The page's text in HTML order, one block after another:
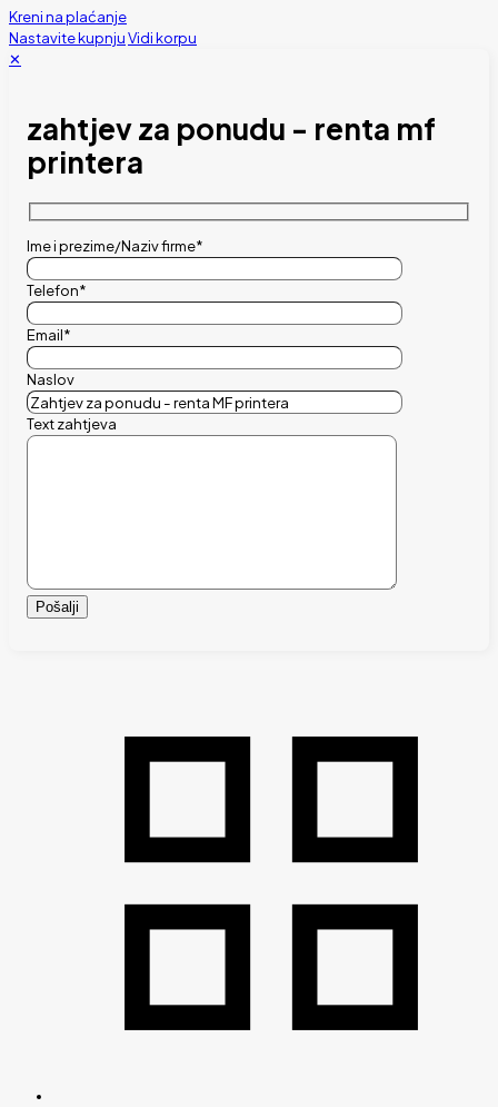
Kreni na plaćanje
Nastavite kupnjuVidi korpu
✕
zahtjev za ponudu - renta mf
printera
Ime i prezime/Naziv firme*
Telefon*
Email*
Naslov
Text zahtjeva